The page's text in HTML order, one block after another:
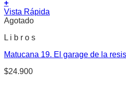
+
Vista Rápida
Agotado
L i b r o s
Matucana 19. El garage de la
$24.900